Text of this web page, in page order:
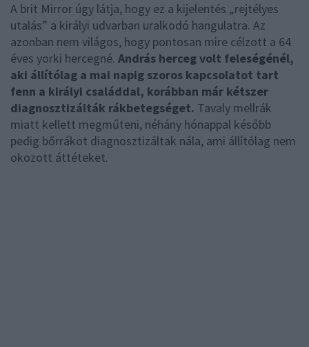
A brit Mirror úgy látja, hogy ez a kijelentés „rejtélyes
utalás” a királyi udvarban uralkodó hangulatra. Az
azonban nem világos, hogy pontosan mire célzott a 64
éves yorki hercegné. András herceg volt feleségénél,
aki állítólag a mai napig szoros kapcsolatot tart
fenn a királyi családdal, korábban már kétszer
diagnosztizálták rákbetegséget. Tavaly mellrák
miatt kellett megműteni, néhány hónappal később
pedig bőrrákot diagnosztizáltak nála, ami állítólag nem
okozott áttéteket.